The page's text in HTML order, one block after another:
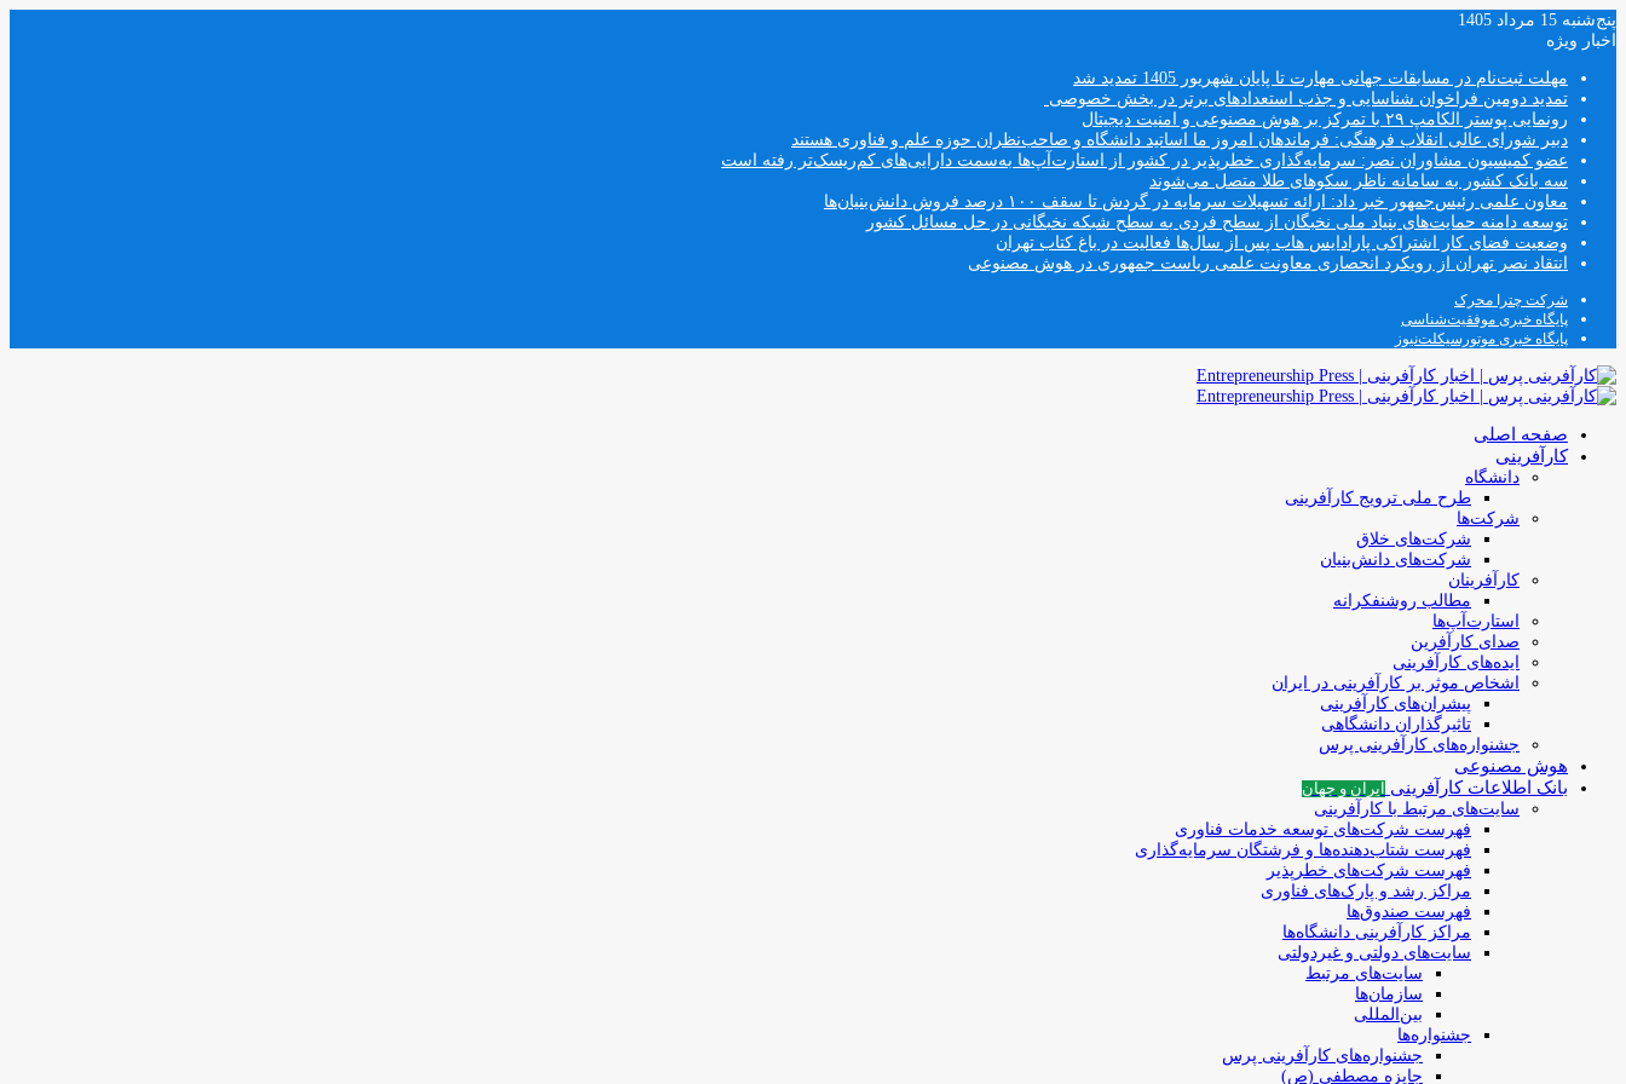
پنج‌شنبه 15 مرداد 1405
اخبار ویژه
مهلت ثبت‌نام در مسابقات جهانی مهارت تا پایان شهریور 1405 تمدید شد
تمدید دومین فراخوان شناسایی و جذب استعدادهای برتر در بخش خصوصی
رونمایی پوستر الکامپ ۲۹ با تمرکز بر هوش مصنوعی و امنیت دیجیتال
دبیر شورای عالی انقلاب فرهنگی: فرماندهان امروز ما اساتید دانشگاه و صاحب‌نظران حوزه علم و فناوری هستند
عضو کمیسیون مشاوران نصر: سرمایه‌گذاری خطرپذیر در کشور از استارت‌آپ‌ها به‌سمت دارایی‌های کم‌ریسک‌تر رفته است
سه بانک کشور به سامانه ناظر سکوهای طلا متصل می‌شوند
معاون علمی رئیس‌جمهور خبر داد: ارائه تسهیلات سرمایه در گردش تا سقف ۱۰۰ درصد فروش دانش‌بنیان‌ها
توسعه دامنه حمایت‌های بنیاد ملی نخبگان از سطح فردی به سطح شبکه نخبگانی در حل مسائل کشور
وضعیت فضای کار اشتراکی پارادایس هاب پس از سال‌ها فعالیت در باغ کتاب تهران
انتقاد نصر تهران از رویکرد انحصاری معاونت علمی ریاست جمهوری در هوش مصنوعی
شرکت چترا محرک
پایگاه خبری موفقیت‌شناسی
پایگاه خبری موتورسیکلت‌نیوز
صفحه اصلی
کارآفرینی
دانشگاه
طرح ملی ترویج کارآفرینی
شرکت‌ها
شرکت‌های خلاق
شرکت‌های دانش‌بنیان
کارآفرینان
مطالب روشنفکرانه
استارت‌آپ‌ها
صدای کارآفرین
ایده‌های کارآفرینی
اشخاص موثر بر کارآفرینی در ایران
پیشران‌های کارآفرینی
تاثیرگذاران دانشگاهی
جشنواره‌های کارآفرینی‌ پرس
هوش مصنوعی
بانک اطلاعات کارآفرینی
ایران و جهان
سایت‌های مرتبط با کارآفرینی
فهرست شرکت‌های‌‌ توسعه‌ خدمات فناوری
فهرست شتاب‌دهنده‌ها‌ و فرشتگان‌ سرمایه‌گذاری
فهرست شرکت‌های خطرپذیر
مراکز رشد و پارک‌های فناوری
فهرست صندوق‌ها
مراکز کارآفرینی دانشگاه‌ها
سایت‌های دولتی و غیردولتی
سایت‌های مرتبط
سازمان‌ها
بین‌المللی
جشنواره‌ها
جشنواره‌های کارآفرینی‌ پرس
جایزه مصطفی (ص)